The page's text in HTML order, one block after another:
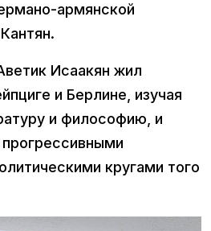
армянской
Исаакян жил
и Берлине, изучая
и философию, и
кругами того